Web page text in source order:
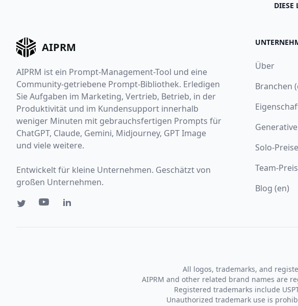
DIESE
AIPRM
AIPRM ist ein Prompt-Management-Tool und eine
Community-getriebene Prompt-Bibliothek. Erledigen
Sie Aufgaben im Marketing, Vertrieb, Betrieb, in der
Produktivität und im Kundensupport innerhalb
weniger Minuten mit gebrauchsfertigen Prompts für
ChatGPT, Claude, Gemini, Midjourney, GPT Image
und viele weitere.
Entwickelt für kleine Unternehmen. Geschätzt von
großen Unternehmen.
Über
Branchen
Solo-
Team-
Blog (en)
All logos, trademarks, and
AIPRM and other related brand names are
Registered trademarks include
Unauthorized trademark use is